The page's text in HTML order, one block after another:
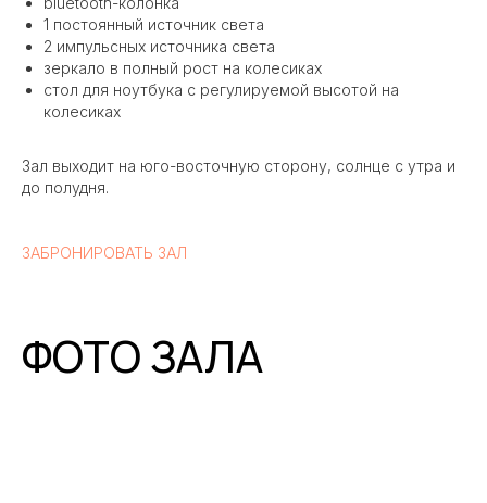
1 постоянный источник света
2 импульсных источника света
зеркало в полный рост на колесиках
стол для ноутбука с регулируемой высотой на
колесиках
Зал выходит на юго-восточную сторону, солнце с утра и
до полудня.
ЗАБРОНИРОВАТЬ ЗАЛ
ФОТО ЗАЛА